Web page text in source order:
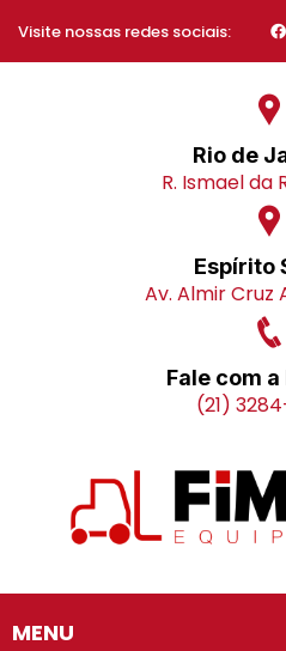
Visite nossas redes sociais:
Rio de
R. Ismael da
Espírito
Av. Almir Cruz
Fale com
(21)